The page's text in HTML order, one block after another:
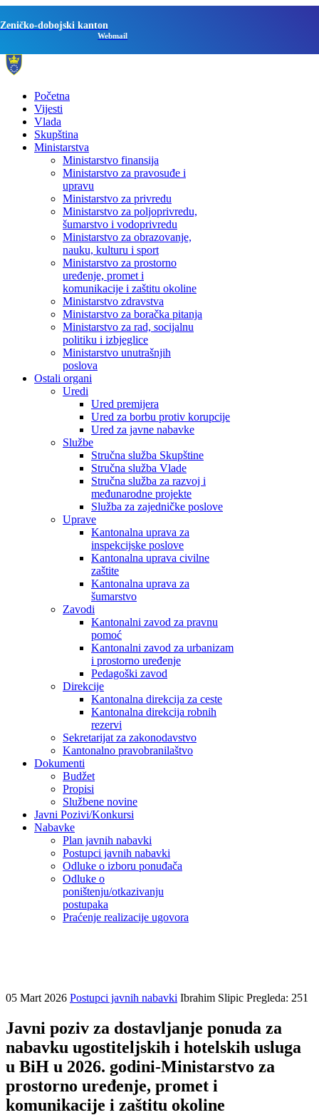
Zeničko-dobojski kanton
Webmail
Početna
Vijesti
Vlada
Skupština
Ministarstva
Ministarstvo finansija
Ministarstvo za pravosuđe i
upravu
Ministarstvo za privredu
Ministarstvo za poljoprivredu,
šumarstvo i vodoprivredu
Ministarstvo za obrazovanje,
nauku, kulturu i sport
Ministarstvo za prostorno
uređenje, promet i
komunikacije i zaštitu okoline
Ministarstvo zdravstva
Ministarstvo za boračka pitanja
Ministarstvo za rad, socijalnu
politiku i izbjeglice
Ministarstvo unutrašnjih
poslova
Ostali organi
Uredi
Ured premijera
Ured za borbu protiv korupcije
Ured za javne nabavke
Službe
Stručna služba Skupštine
Stručna služba Vlade
Stručna služba za razvoj i
međunarodne projekte
Služba za zajedničke poslove
Uprave
Kantonalna uprava za
inspekcijske poslove
Kantonalna uprava civilne
zaštite
Kantonalna uprava za
šumarstvo
Zavodi
Kantonalni zavod za pravnu
pomoć
Kantonalni zavod za urbanizam
i prostorno uređenje
Pedagoški zavod
Direkcije
Kantonalna direkcija za ceste
Kantonalna direkcija robnih
rezervi
Sekretarijat za zakonodavstvo
Kantonalno pravobranilaštvo
Dokumenti
Budžet
Propisi
Službene novine
Javni Pozivi/Konkursi
Nabavke
Plan javnih nabavki
Postupci javnih nabavki
Odluke o izboru ponuđača
Odluke o
poništenju/otkazivanju
postupaka
Praćenje realizacije ugovora
05 Mart 2026 Postupci javnih nabavki Ibrahim Slipic Pregleda: 251
Javni poziv za dostavljanje ponuda za
nabavku ugostiteljskih i hotelskih usluga
u BiH u 2026. godini-Ministarstvo za
prostorno uređenje, promet i
komunikacije i zaštitu okoline